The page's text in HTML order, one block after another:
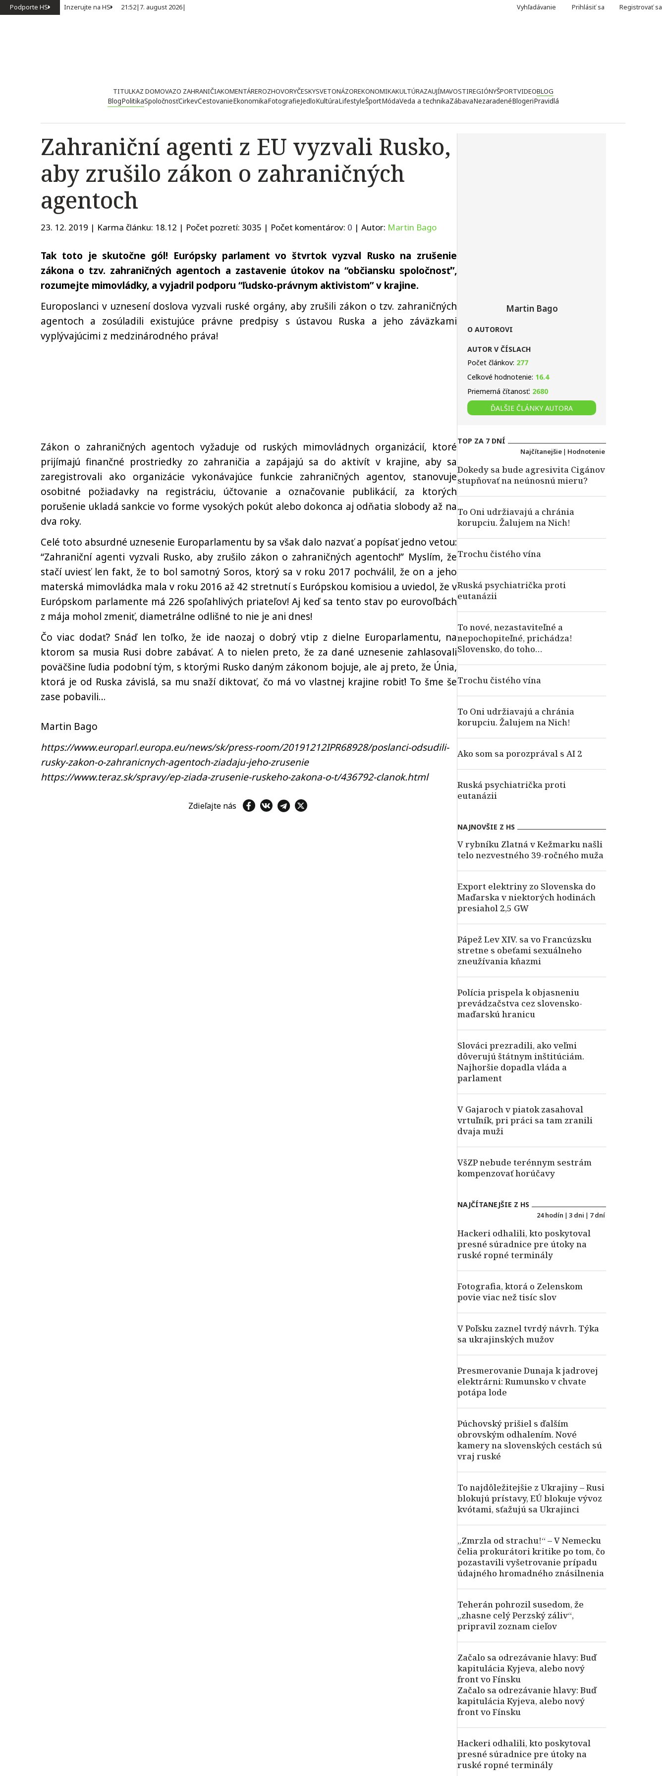
Podporte HS Inzerujte na HS 21:52| 7. august 2026| Vyhľadávanie Prihlásiť sa Registrovať sa
TITULKAZ DOMOVAZO ZAHRANIČIAKOMENTÁREROZHOVORYČESKYSVETONÁZOREKONOMIKAKULTÚRAZAUJÍMAVOSTIREGIÓNYŠPORTVIDEOBLOG
BlogPolitikaSpoločnosťCirkevCestovanieEkonomikaFotografieJedloKultúraLifestyleŠportMódaVeda a technikaZábavaNezaradenéBlogeriPravidlá
Zahraniční agenti z EU vyzvali Rusko,
aby zrušilo zákon o zahraničných
agentoch
23. 12. 2019 | Karma článku: 18.12 | Počet pozretí: 3035 | Počet komentárov: 0 | Autor: Martin Bago
Tak toto je skutočne gól! Európsky parlament vo štvrtok vyzval Rusko na zrušenie
zákona o tzv. zahraničných agentoch a zastavenie útokov na “občiansku spoločnosť”,
rozumejte mimovládky, a vyjadril podporu “ľudsko-právnym aktivistom” v krajine.
Europoslanci v uznesení doslova vyzvali ruské orgány, aby zrušili zákon o tzv. zahraničných
agentoch a zosúladili existujúce právne predpisy s ústavou Ruska a jeho záväzkami
vyplývajúcimi z medzinárodného práva!
Zákon o zahraničných agentoch vyžaduje od ruských mimovládnych organizácií, ktoré
prijímajú finančné prostriedky zo zahraničia a zapájajú sa do aktivít v krajine, aby sa
zaregistrovali ako organizácie vykonávajúce funkcie zahraničných agentov, stanovuje
osobitné požiadavky na registráciu, účtovanie a označovanie publikácií, za ktorých
porušenie ukladá sankcie vo forme vysokých pokút alebo dokonca aj odňatia slobody až na
dva roky.
Celé toto absurdné uznesenie Europarlamentu by sa však dalo nazvať a popísať jedno vetou:
“Zahraniční agenti vyzvali Rusko, aby zrušilo zákon o zahraničných agentoch!” Myslím, že
stačí uviesť len fakt, že to bol samotný Soros, ktorý sa v roku 2017 pochválil, že on a jeho
materská mimovládka mala v roku 2016 až 42 stretnutí s Európskou komisiou a uviedol, že v
Európskom parlamente má 226 spoľahlivých priateľov! Aj keď sa tento stav po eurovoľbách
z mája mohol zmeniť, diametrálne odlišné to nie je ani dnes!
Čo viac dodať? Snáď len toľko, že ide naozaj o dobrý vtip z dielne Europarlamentu, na
ktorom sa musia Rusi dobre zabávať. A to nielen preto, že za dané uznesenie zahlasovali
poväčšine ľudia podobní tým, s ktorými Rusko daným zákonom bojuje, ale aj preto, že Únia,
ktorá je od Ruska závislá, sa mu snaží diktovať, čo má vo vlastnej krajine robiť! To šme še
zase pobavili…
Martin Bago
https://www.europarl.europa.eu/news/sk/press-room/20191212IPR68928/poslanci-odsudili-
rusky-zakon-o-zahranicnych-agentoch-ziadaju-jeho-zrusenie
https://www.teraz.sk/spravy/ep-ziada-zrusenie-ruskeho-zakona-o-t/436792-clanok.html
Zdieľajte nás
Martin Bago
O AUTOROVI
AUTOR V ČÍSLACH
Počet článkov: 277
Celkové hodnotenie: 16.4
Priemerná čítanosť: 2680
ĎALŠIE ČLÁNKY AUTORA
TOP ZA 7 DNÍ
Najčítanejšie | Hodnotenie
Dokedy sa bude agresivita Cigánov
stupňovať na neúnosnú mieru?
To Oni udržiavajú a chránia
korupciu. Žalujem na Nich!
Trochu čistého vína
Ruská psychiatrička proti
eutanázii
To nové, nezastaviteľné a
nepochopiteľné, prichádza!
Slovensko, do toho…
Trochu čistého vína
To Oni udržiavajú a chránia
korupciu. Žalujem na Nich!
Ako som sa porozprával s AI 2
Ruská psychiatrička proti
eutanázii
NAJNOVŠIE Z HS
V rybníku Zlatná v Kežmarku našli
telo nezvestného 39-ročného muža
Export elektriny zo Slovenska do
Maďarska v niektorých hodinách
presiahol 2,5 GW
Pápež Lev XIV. sa vo Francúzsku
stretne s obeťami sexuálneho
zneužívania kňazmi
Polícia prispela k objasneniu
prevádzačstva cez slovensko-
maďarskú hranicu
Slováci prezradili, ako veľmi
dôverujú štátnym inštitúciám.
Najhoršie dopadla vláda a
parlament
V Gajaroch v piatok zasahoval
vrtuľník, pri práci sa tam zranili
dvaja muži
VšZP nebude terénnym sestrám
kompenzovať horúčavy
NAJČÍTANEJŠIE Z HS
24 hodín | 3 dni | 7 dní
Hackeri odhalili, kto poskytoval
presné súradnice pre útoky na
ruské ropné terminály
Fotografia, ktorá o Zelenskom
povie viac než tisíc slov
V Poľsku zaznel tvrdý návrh. Týka
sa ukrajinských mužov
Presmerovanie Dunaja k jadrovej
elektrárni: Rumunsko v chvate
potápa lode
Púchovský prišiel s ďalším
obrovským odhalením. Nové
kamery na slovenských cestách sú
vraj ruské
To najdôležitejšie z Ukrajiny – Rusi
blokujú prístavy, EÚ blokuje vývoz
kvótami, sťažujú sa Ukrajinci
„Zmrzla od strachu!“ – V Nemecku
čelia prokurátori kritike po tom, čo
pozastavili vyšetrovanie prípadu
údajného hromadného znásilnenia
Teherán pohrozil susedom, že
„zhasne celý Perzský záliv“,
pripravil zoznam cieľov
Začalo sa odrezávanie hlavy: Buď
kapitulácia Kyjeva, alebo nový
front vo Fínsku
Začalo sa odrezávanie hlavy: Buď
kapitulácia Kyjeva, alebo nový
front vo Fínsku
Hackeri odhalili, kto poskytoval
presné súradnice pre útoky na
ruské ropné terminály